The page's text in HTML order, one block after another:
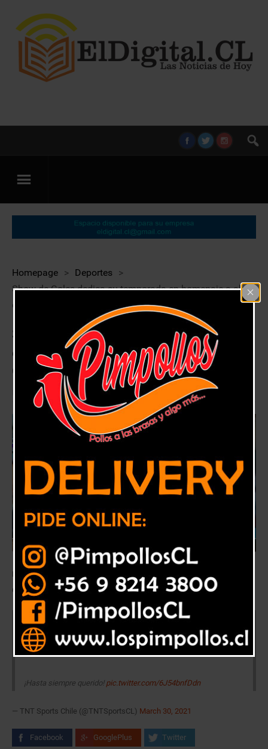
Homepage > Deportes >
Show de Goles dedica su temporada en homenaje a al
ex contertulio Germán Astudillo
Show de Goles dedica su temporada
en homenaje a al ex contertulio
Germán Astudillo
30 marzo, 2021 Deportes
El programa de los hinchas, en su apertura dedicó la temporada a
Germán, como su reemplazo se sumó el hincha Tomás Cancino.
Comenzó una nueva temporada de #ShowDeGoles
dedicamos a Germán Astudillo, quien defendió los colores de
@ulcsadpoficial
¡Hasta siempre querido! pic.twitter.com/6J54bnfDdn
— TNT Sports Chile (@TNTSportsCL) March 30, 2021
Facebook GooglePlus Twitter